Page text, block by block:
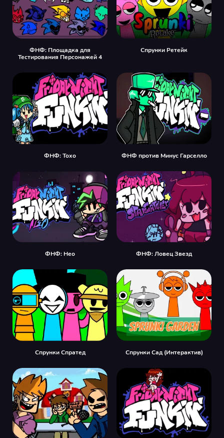
ФНФ: Площадка для
Тестирования Персонажей 4
Спрунки Ретейк
ФНФ: Тохо ФНФ против Минус Гарселло
ФНФ: Нео ФНФ: Ловец Звезд
Спрунки Спратед Спрунки Сад (Интерактив)